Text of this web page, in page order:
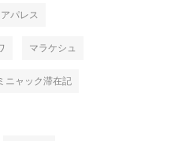
パレス
マラケシュ
ニャック滞在記